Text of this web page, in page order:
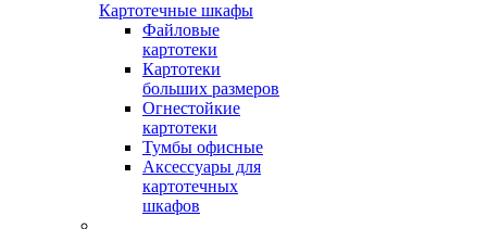
Картотечные шкафы
Файловые
картотеки
Картотеки
больших размеров
Огнестойкие
картотеки
Тумбы офисные
Аксессуары для
картотечных
шкафов